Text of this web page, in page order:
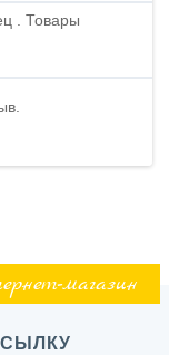
. Товары
магазин